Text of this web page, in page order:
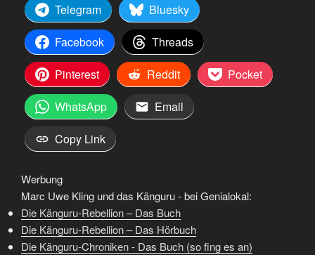
Telegram
Bluesky
Facebook
Threads
Pinterest
Reddit
Pocket
WhatsApp
Email
Copy Link
Werbung
Marc Uwe Kling und das Känguru - bei Genialokal:
Die Känguru-Rebellion – Das Buch
Die Känguru-Rebellion – Das Hörbuch
Die Känguru-Chroniken - Das Buch (so fing es an)